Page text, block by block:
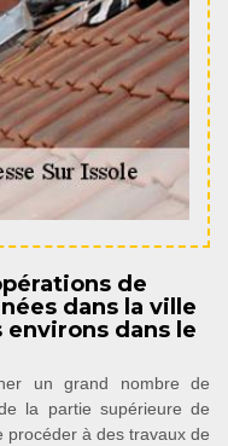
de
dans la ville
environs dans le
un grand nombre de
la partie supérieure de
procéder à des travaux de